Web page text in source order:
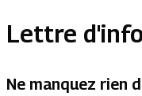
Lettre
Ne manquez rien